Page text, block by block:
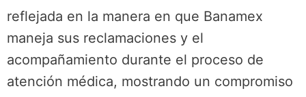
reflejada en la manera en que Banamex
maneja sus reclamaciones y el
acompañamiento durante el proceso de
atención médica, mostrando un compromiso